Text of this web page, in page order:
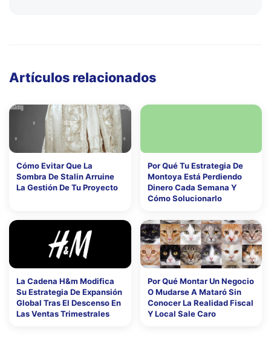
Artículos relacionados
Cómo Evitar Que La
Sombra De Stalin Arruine
La Gestión De Tu Proyecto
Por Qué Tu Estrategia De
Montoya Está Perdiendo
Dinero Cada Semana Y
Cómo Solucionarlo
La Cadena H&m Modifica
Su Estrategia De Expansión
Global Tras El Descenso En
Las Ventas Trimestrales
Por Qué Montar Un Negocio
O Mudarse A Mataró Sin
Conocer La Realidad Fiscal
Y Local Sale Caro